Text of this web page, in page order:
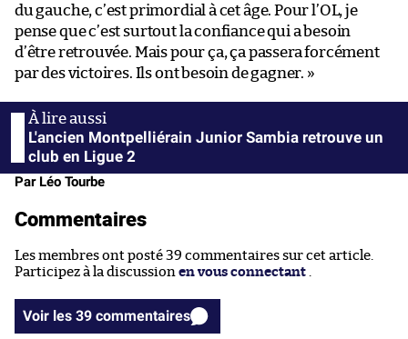
du gauche, c’est primordial à cet âge. Pour l’OL, je
pense que c’est surtout la confiance qui a besoin
d’être retrouvée. Mais pour ça, ça passera forcément
par des victoires. Ils ont besoin de gagner. »
L'ancien Montpelliérain Junior Sambia retrouve un
club en Ligue 2
Par Léo Tourbe
Commentaires
Les membres ont posté 39 commentaires sur cet article.
Participez à la discussion en vous connectant
Voir les 39 commentaires